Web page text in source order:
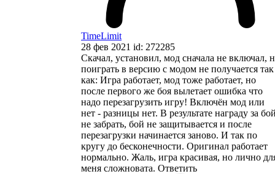
TimeLimit
28 фев 2021 id: 272285
Скачал, установил, мод сначала не включал,
поиграть в версию с модом не получается так
как: Игра работает, мод тоже работает, но
после первого же боя вылетает ошибка что
надо перезагрузить игру! Включён мод или
нет - разницы нет. В результате награду за
не забрать, бой не защитывается и после
перезагрузки начинается заново. И так по
кругу до бесконечности. Оригинал работает
нормально. Жаль, игра красивая, но лично
меня сложновата. Ответить